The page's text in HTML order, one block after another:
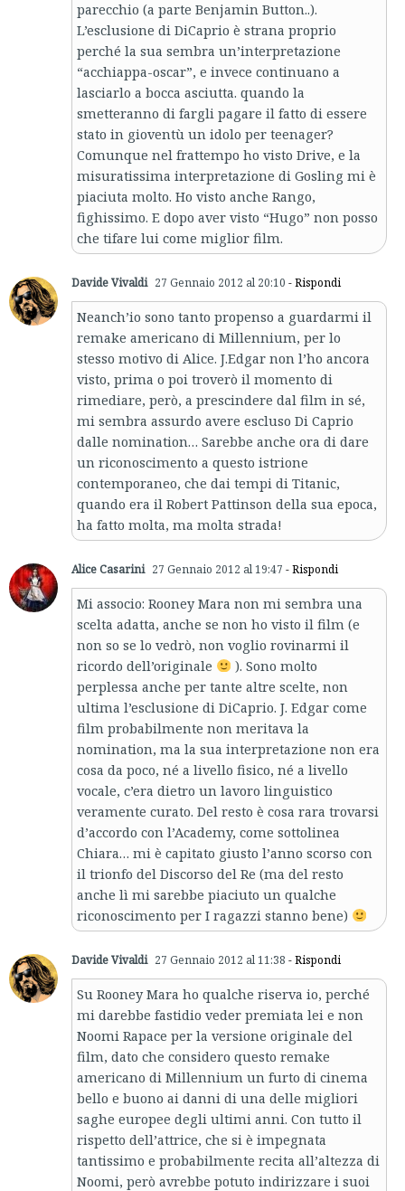
parecchio (a parte Benjamin Button..).
L’esclusione di DiCaprio è strana proprio
perché la sua sembra un’interpretazione
“acchiappa-oscar”, e invece continuano a
lasciarlo a bocca asciutta. quando la
smetteranno di fargli pagare il fatto di essere
stato in gioventù un idolo per teenager?
Comunque nel frattempo ho visto Drive, e la
misuratissima interpretazione di Gosling mi è
piaciuta molto. Ho visto anche Rango,
fighissimo. E dopo aver visto “Hugo” non posso
che tifare lui come miglior film.
Davide Vivaldi 27 Gennaio 2012 al 20:10 - Rispondi
Neanch’io sono tanto propenso a guardarmi il
remake americano di Millennium, per lo
stesso motivo di Alice. J.Edgar non l’ho ancora
visto, prima o poi troverò il momento di
rimediare, però, a prescindere dal film in sé,
mi sembra assurdo avere escluso Di Caprio
dalle nomination… Sarebbe anche ora di dare
un riconoscimento a questo istrione
contemporaneo, che dai tempi di Titanic,
quando era il Robert Pattinson della sua epoca,
ha fatto molta, ma molta strada!
Alice Casarini 27 Gennaio 2012 al 19:47 - Rispondi
Mi associo: Rooney Mara non mi sembra una
scelta adatta, anche se non ho visto il film (e
non so se lo vedrò, non voglio rovinarmi il
ricordo dell’originale
). Sono molto
perplessa anche per tante altre scelte, non
ultima l’esclusione di DiCaprio. J. Edgar come
film probabilmente non meritava la
nomination, ma la sua interpretazione non era
cosa da poco, né a livello fisico, né a livello
vocale, c’era dietro un lavoro linguistico
veramente curato. Del resto è cosa rara trovarsi
d’accordo con l’Academy, come sottolinea
Chiara… mi è capitato giusto l’anno scorso con
il trionfo del Discorso del Re (ma del resto
anche lì mi sarebbe piaciuto un qualche
riconoscimento per I ragazzi stanno bene)
Davide Vivaldi 27 Gennaio 2012 al 11:38 - Rispondi
Su Rooney Mara ho qualche riserva io, perché
mi darebbe fastidio veder premiata lei e non
Noomi Rapace per la versione originale del
film, dato che considero questo remake
americano di Millennium un furto di cinema
bello e buono ai danni di una delle migliori
saghe europee degli ultimi anni. Con tutto il
rispetto dell’attrice, che si è impegnata
tantissimo e probabilmente recita all’altezza di
Noomi, però avrebbe potuto indirizzare i suoi